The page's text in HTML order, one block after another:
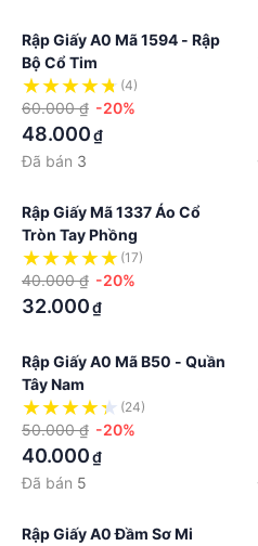
Rập Giấy A0 Mã 1594 - Rập
Bộ Cổ Tim
(4)
60.000 ₫ -20%
48.000₫
Đã bán 3
Rập Giấy Mã 1337 Áo Cổ
Tròn Tay Phồng
(17)
40.000 ₫ -20%
32.000₫
Rập Giấy A0 Mã B50 - Quần
Tây Nam
(24)
50.000 ₫ -20%
40.000₫
Đã bán 5
Rập Giấy A0 Đầm Sơ Mi